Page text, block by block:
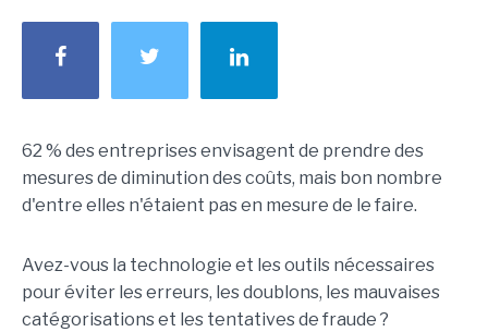
62 % des entreprises envisagent de prendre des
mesures de diminution des coûts, mais bon nombre
d'entre elles n'étaient pas en mesure de le faire.
Avez-vous la technologie et les outils nécessaires
pour éviter les erreurs, les doublons, les mauvaises
catégorisations et les tentatives de fraude ?